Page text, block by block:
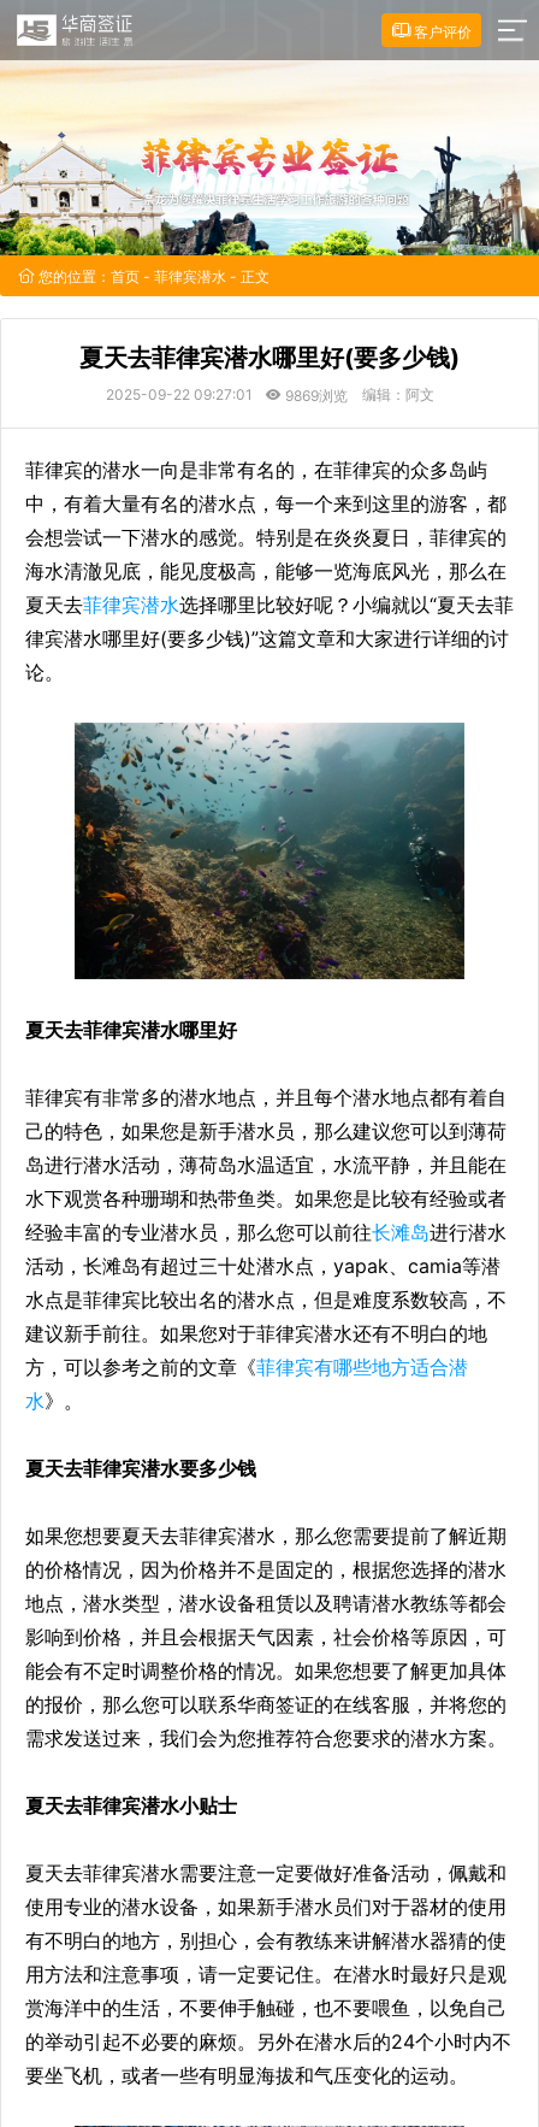
客户评价
您的位置： 首页 - 菲律宾潜水 - 正文
夏天去菲律宾潜水哪里好(要多少钱)
2025-09-22 09:27:01 9869浏览 编辑：阿文
菲律宾的潜水一向是非常有名的，在菲律宾的众多岛屿
中，有着大量有名的潜水点，每一个来到这里的游客，都
会想尝试一下潜水的感觉。特别是在炎炎夏日，菲律宾的
海水清澈见底，能见度极高，能够一览海底风光，那么在
夏天去菲律宾潜水选择哪里比较好呢？小编就以“夏天去菲
律宾潜水哪里好(要多少钱)”这篇文章和大家进行详细的讨
论。
夏天去菲律宾潜水哪里好
菲律宾有非常多的潜水地点，并且每个潜水地点都有着自
己的特色，如果您是新手潜水员，那么建议您可以到薄荷
岛进行潜水活动，薄荷岛水温适宜，水流平静，并且能在
水下观赏各种珊瑚和热带鱼类。如果您是比较有经验或者
经验丰富的专业潜水员，那么您可以前往长滩岛进行潜水
活动，长滩岛有超过三十处潜水点，yapak、camia等潜
水点是菲律宾比较出名的潜水点，但是难度系数较高，不
建议新手前往。如果您对于菲律宾潜水还有不明白的地
方，可以参考之前的文章《菲律宾有哪些地方适合潜
水》。
夏天去菲律宾潜水要多少钱
如果您想要夏天去菲律宾潜水，那么您需要提前了解近期
的价格情况，因为价格并不是固定的，根据您选择的潜水
地点，潜水类型，潜水设备租赁以及聘请潜水教练等都会
影响到价格，并且会根据天气因素，社会价格等原因，可
能会有不定时调整价格的情况。如果您想要了解更加具体
的报价，那么您可以联系华商签证的在线客服，并将您的
需求发送过来，我们会为您推荐符合您要求的潜水方案。
夏天去菲律宾潜水小贴士
夏天去菲律宾潜水需要注意一定要做好准备活动，佩戴和
使用专业的潜水设备，如果新手潜水员们对于器材的使用
有不明白的地方，别担心，会有教练来讲解潜水器猜的使
用方法和注意事项，请一定要记住。在潜水时最好只是观
赏海洋中的生活，不要伸手触碰，也不要喂鱼，以免自己
的举动引起不必要的麻烦。另外在潜水后的24个小时内不
要坐飞机，或者一些有明显海拔和气压变化的运动。